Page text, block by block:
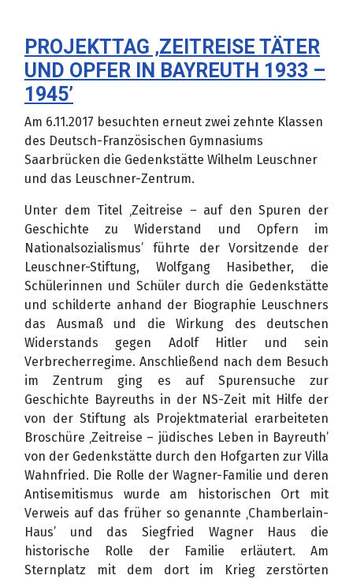
PROJEKTTAG ‚ZEITREISE TÄTER
UND OPFER IN BAYREUTH 1933 –
1945’
Am 6.11.2017 besuchten erneut zwei zehnte Klassen
des Deutsch-Französischen Gymnasiums
Saarbrücken die Gedenkstätte Wilhelm Leuschner
und das Leuschner-Zentrum.
Unter dem Titel ‚Zeitreise – auf den Spuren der
Geschichte zu Widerstand und Opfern im
Nationalsozialismus’ führte der Vorsitzende der
Leuschner-Stiftung, Wolfgang Hasibether, die
Schülerinnen und Schüler durch die Gedenkstätte
und schilderte anhand der Biographie Leuschners
das Ausmaß und die Wirkung des deutschen
Widerstands gegen Adolf Hitler und sein
Verbrecherregime. Anschließend nach dem Besuch
im Zentrum ging es auf Spurensuche zur
Geschichte Bayreuths in der NS-Zeit mit Hilfe der
von der Stiftung als Projektmaterial erarbeiteten
Broschüre ‚Zeitreise – jüdisches Leben in Bayreuth’
von der Gedenkstätte durch den Hofgarten zur Villa
Wahnfried. Die Rolle der Wagner-Familie und deren
Antisemitismus wurde am historischen Ort mit
Verweis auf das früher so genannte ‚Chamberlain-
Haus’ und das Siegfried Wagner Haus die
historische Rolle der Familie erläutert. Am
Sternplatz mit dem dort im Krieg zerstörten